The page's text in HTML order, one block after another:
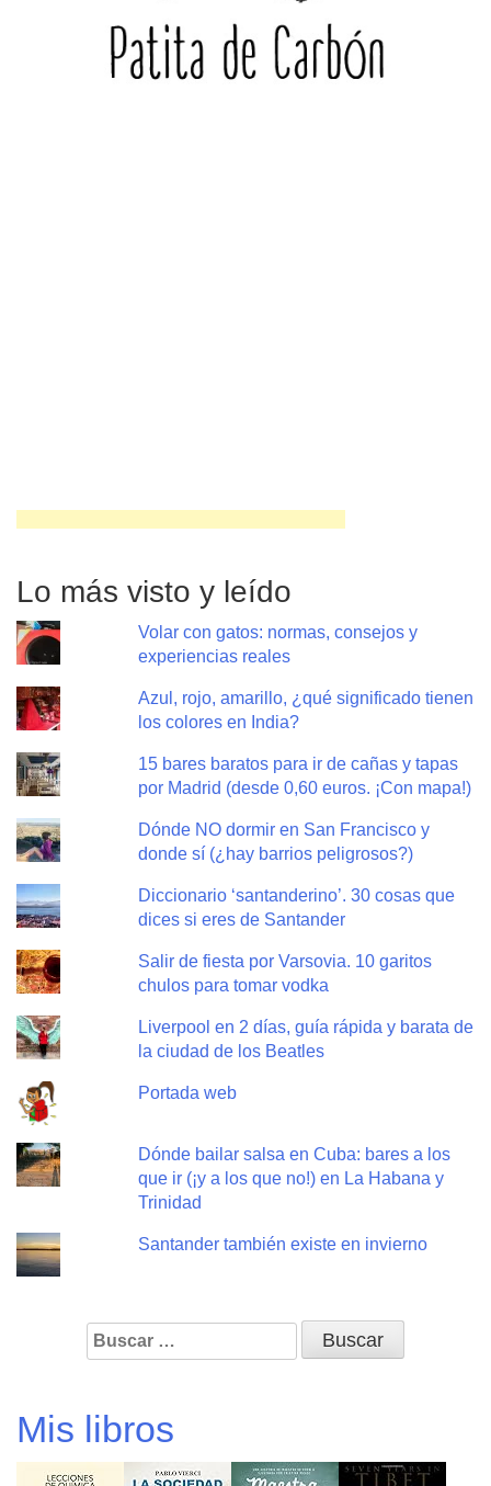
Lo más visto y leído
Volar con gatos: normas, consejos y
experiencias reales
Azul, rojo, amarillo, ¿qué significado tienen
los colores en India?
15 bares baratos para ir de cañas y tapas
por Madrid (desde 0,60 euros. ¡Con mapa!)
Dónde NO dormir en San Francisco y
donde sí (¿hay barrios peligrosos?)
Diccionario ‘santanderino’. 30 cosas que
dices si eres de Santander
Salir de fiesta por Varsovia. 10 garitos
chulos para tomar vodka
Liverpool en 2 días, guía rápida y barata de
la ciudad de los Beatles
Portada web
Dónde bailar salsa en Cuba: bares a los
que ir (¡y a los que no!) en La Habana y
Trinidad
Santander también existe en invierno
Buscar:
Mis libros